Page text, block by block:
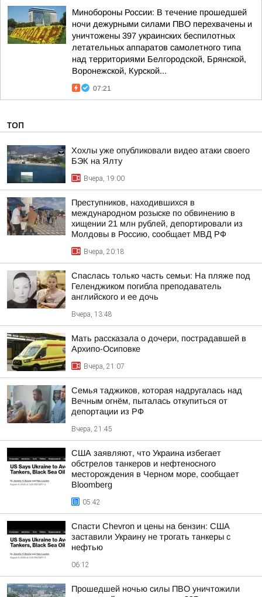
Минобороны России: В течение прошедшей
ночи дежурными силами ПВО перехвачены и
уничтожены 397 украинских беспилотных
летательных аппаратов самолетного типа
над территориями Белгородской, Брянской,
Воронежской, Курской...
07:21
ТОП
Хохлы уже опубликовали видео атаки своего
БЭК на Ялту
Вчера, 19:00
Преступников, находившихся в
международном розыске по обвинению в
хищении 21 млн рублей, депортировали из
Молдовы в Россию, сообщает МВД РФ
Вчера, 20:18
Спаслась только часть семьи: На пляже под
Геленджиком погибла преподаватель
английского и ее дочь
Вчера, 13:48
Мать рассказала о дочери, пострадавшей в
Архипо-Осиповке
Вчера, 21:07
Семья таджиков, которая надругалась над
Вечным огнём, пыталась откупиться от
депортации из РФ
Вчера, 21:45
США заявляют, что Украина избегает
обстрелов танкеров и нефтеносного
месторождения в Черном море, сообщает
Bloomberg
05:42
Спасти Chevron и цены на бензин: США
заставили Украину не трогать танкеры с
нефтью
06:12
Прошедшей ночью силы ПВО уничтожили